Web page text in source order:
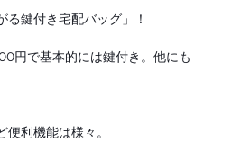
る鍵付き宅配バッグ」！
円で基本的には鍵付き。他にも
利機能は様々。